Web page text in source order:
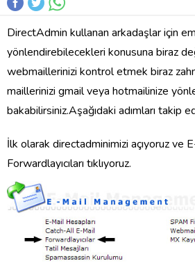
DirectAdmin kullanan arkadaşlar için
yönlendirebilecekleri konusuna biraz
webmaillerinizi kontrol etmek biraz
maillerinizi gmail veya hotmailinize
bakabilirsiniz.Aşağıdaki adımları takip
İlk olarak directadminimizi açıyoruz ve
Forwardlayıcıları tıklıyoruz.